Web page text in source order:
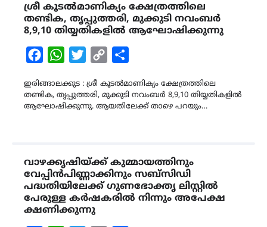
ശ്രീ കൂടൽമാണിക്യം ക്ഷേത്രത്തിലെ
തണ്ടിക, തൃപ്പുത്തരി, മുക്കുടി നവംബർ
8,9,10 തിയ്യതികളിൽ ആഘോഷിക്കുന്നു
FacebookWhatsAppTwitterCopy
ഇരിങ്ങാലക്കുട : ശ്രീ കൂടൽമാണിക്യം ക്ഷേത്രത്തിലെ
തണ്ടിക, തൃപ്പുത്തരി, മുക്കുടി നവംബർ 8,9,10 തിയ്യതികളിൽ
ആഘോഷിക്കുന്നു. ആയതിലേക്ക് താഴെ പറയും…
വാഴക്കൃഷിയ്ക്ക് കുമ്മായത്തിനും
വേപ്പിൻപിണ്ണാക്കിനും സബ്‌സിഡി
പദ്ധതിയിലേക്ക് ഗുണഭോക്തൃ ലിസ്റ്റിൽ
പേരുള്ള കർഷകരിൽ നിന്നും അപേക്ഷ
ക്ഷണിക്കുന്നു